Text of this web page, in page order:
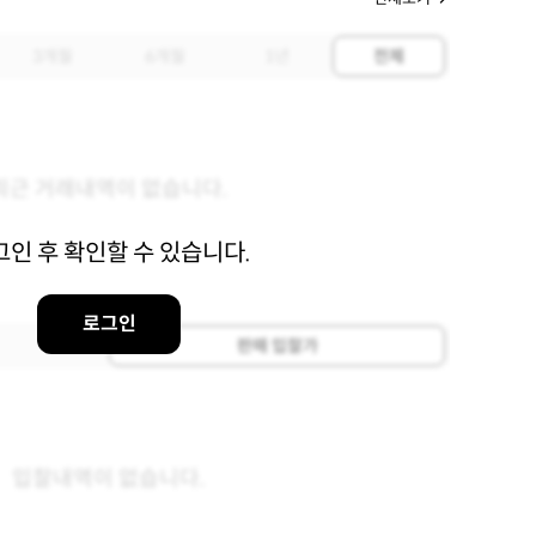
인 후 확인할 수 있습니다.
로그인
전체
판매 입찰가